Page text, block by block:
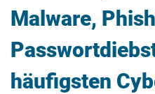
Malware,
häufigsten